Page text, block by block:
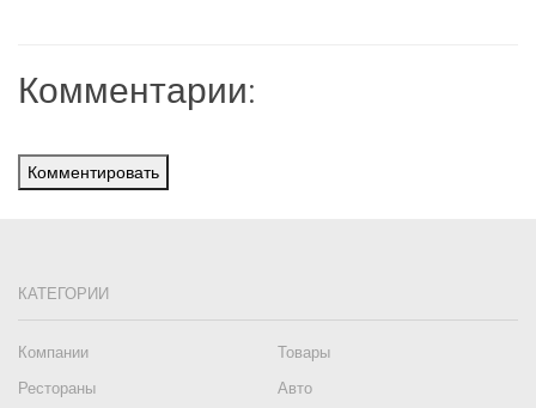
Комментарии:
Комментировать
КАТЕГОРИИ
Компании
Товары
Рестораны
Авто